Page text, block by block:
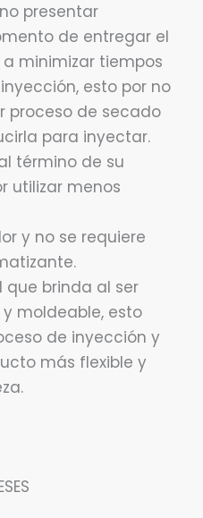
presentar
de entregar el
minimizar tiempos
esto por no
proceso de secado
para inyectar.
término de su
utilizar menos
y no se requiere
brinda al ser
y moldeable, esto
de inyección y
más flexible y